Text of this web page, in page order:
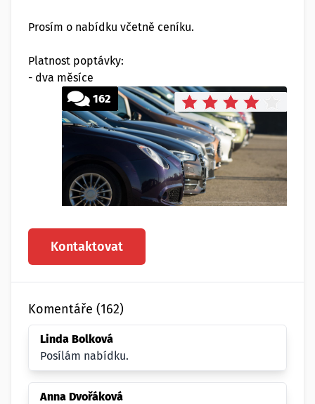
Prosím o nabídku včetně ceníku.
Platnost poptávky:
- dva měsíce
162
Kontaktovat
Komentáře (162)
Linda Bolková
Posílám nabídku.
Anna Dvořáková